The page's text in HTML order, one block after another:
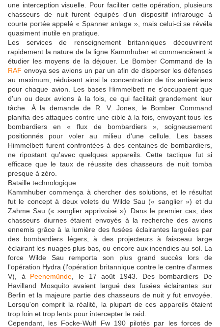
une interception visuelle. Pour faciliter cette opération, plusieurs
chasseurs de nuit furent équipés d'un dispositif infrarouge à
courte portée appelé « Spanner anlage », mais celui-ci se révéla
quasiment inutile en pratique.
Les services de renseignement britanniques découvrirent
rapidement la nature de la ligne Kammhuber et commencèrent à
étudier les moyens de la déjouer. Le Bomber Command de la
RAF envoya ses avions un par un afin de disperser les défenses
au maximum, réduisant ainsi la concentration de tirs antiaériens
pour chaque avion. Les bases Himmelbett ne s'occupaient que
d'un ou deux avions à la fois, ce qui facilitait grandement leur
tâche. À la demande de R. V. Jones, le Bomber Command
planifia des attaques contre une cible à la fois, envoyant tous les
bombardiers en « flux de bombardiers », soigneusement
positionnés pour voler au milieu d'une cellule. Les bases
Himmelbett furent confrontées à des centaines de bombardiers,
ne ripostant qu'avec quelques appareils. Cette tactique fut si
efficace que le taux de réussite des chasseurs de nuit tomba
presque à zéro.
Bataille technologique
Kammhuber commença à chercher des solutions, et le résultat
fut le concept à deux volets du Wilde Sau (« sanglier ») et du
Zahme Sau (« sanglier apprivoisé »). Dans le premier cas, des
chasseurs diurnes étaient envoyés à la recherche des avions
ennemis grâce à la lumière des fusées éclairantes larguées par
des bombardiers légers, à des projecteurs à faisceau large
éclairant les nuages ​​plus bas, ou encore aux incendies au sol. La
force Wilde Sau remporta son plus grand succès lors de
l'opération Hydra (l'opération britannique contre le centre d'armes
V), à Peenemünde , le 17 août 1943. Des bombardiers De
Havilland Mosquito avaient largué des fusées éclairantes sur
Berlin et la majeure partie des chasseurs de nuit y fut envoyée.
Lorsqu'on comprit la réalité, la plupart de ces appareils étaient
trop loin et trop lents pour intercepter le raid.
Cependant, les Focke-Wulf Fw 190 pilotés par les forces de